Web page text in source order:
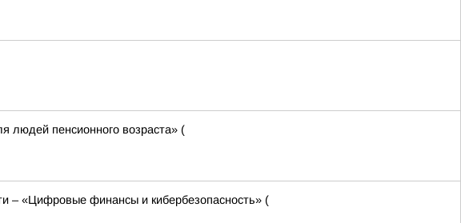
людей пенсионного возраста» (
– «Цифровые финансы и кибербезопасность» (